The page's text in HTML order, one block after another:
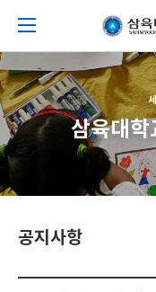
삼육대학
공지사항